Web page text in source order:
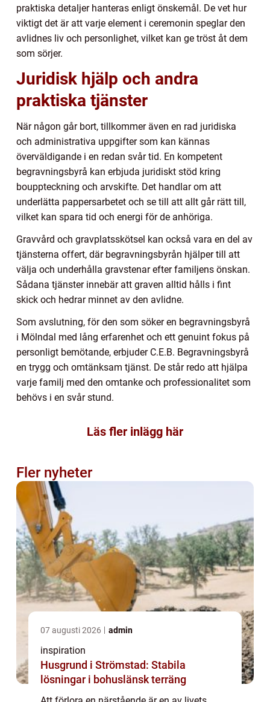
praktiska detaljer hanteras enligt önskemål. De vet hur
viktigt det är att varje element i ceremonin speglar den
avlidnes liv och personlighet, vilket kan ge tröst åt dem
som sörjer.
Juridisk hjälp och andra
praktiska tjänster
När någon går bort, tillkommer även en rad juridiska
och administrativa uppgifter som kan kännas
överväldigande i en redan svår tid. En kompetent
begravningsbyrå kan erbjuda juridiskt stöd kring
bouppteckning och arvskifte. Det handlar om att
underlätta pappersarbetet och se till att allt går rätt till,
vilket kan spara tid och energi för de anhöriga.
Gravvård och gravplatsskötsel kan också vara en del av
tjänsterna offert, där begravningsbyrån hjälper till att
välja och underhålla gravstenar efter familjens önskan.
Sådana tjänster innebär att graven alltid hålls i fint
skick och hedrar minnet av den avlidne.
Som avslutning, för den som söker en begravningsbyrå
i Mölndal med lång erfarenhet och ett genuint fokus på
personligt bemötande, erbjuder C.E.B. Begravningsbyrå
en trygg och omtänksam tjänst. De står redo att hjälpa
varje familj med den omtanke och professionalitet som
behövs i en svår stund.
Läs fler inlägg här
Fler nyheter
07 augusti 2026 admin
inspiration
Husgrund i Strömstad: Stabila
lösningar i bohuslänsk terräng